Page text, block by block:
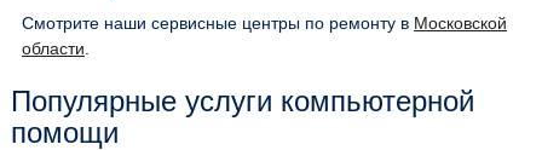
Смотрите наши сервисные центры по ремонту в Московской
области
Популярные услуги компьютерной
помощи